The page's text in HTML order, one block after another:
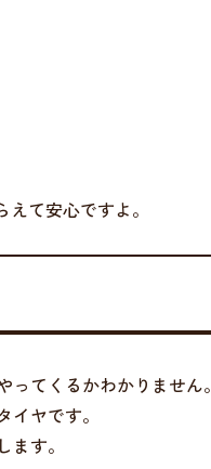
て安心ですよ。
てくるかわかりません。
ヤです。
す。